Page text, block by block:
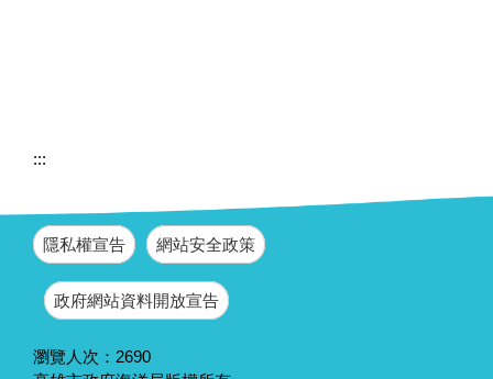
:::
隱私權宣告 網站安全政策
政府網站資料開放宣告
瀏覽人次： 2690